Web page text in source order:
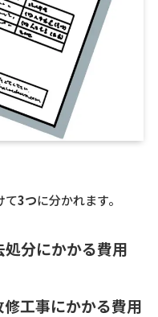
て3つに分かれます。
分にかかる費用
工事にかかる費用